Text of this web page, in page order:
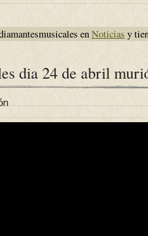
enNoticias y
dia 24 de abril